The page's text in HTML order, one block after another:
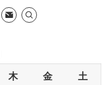
木 金 土